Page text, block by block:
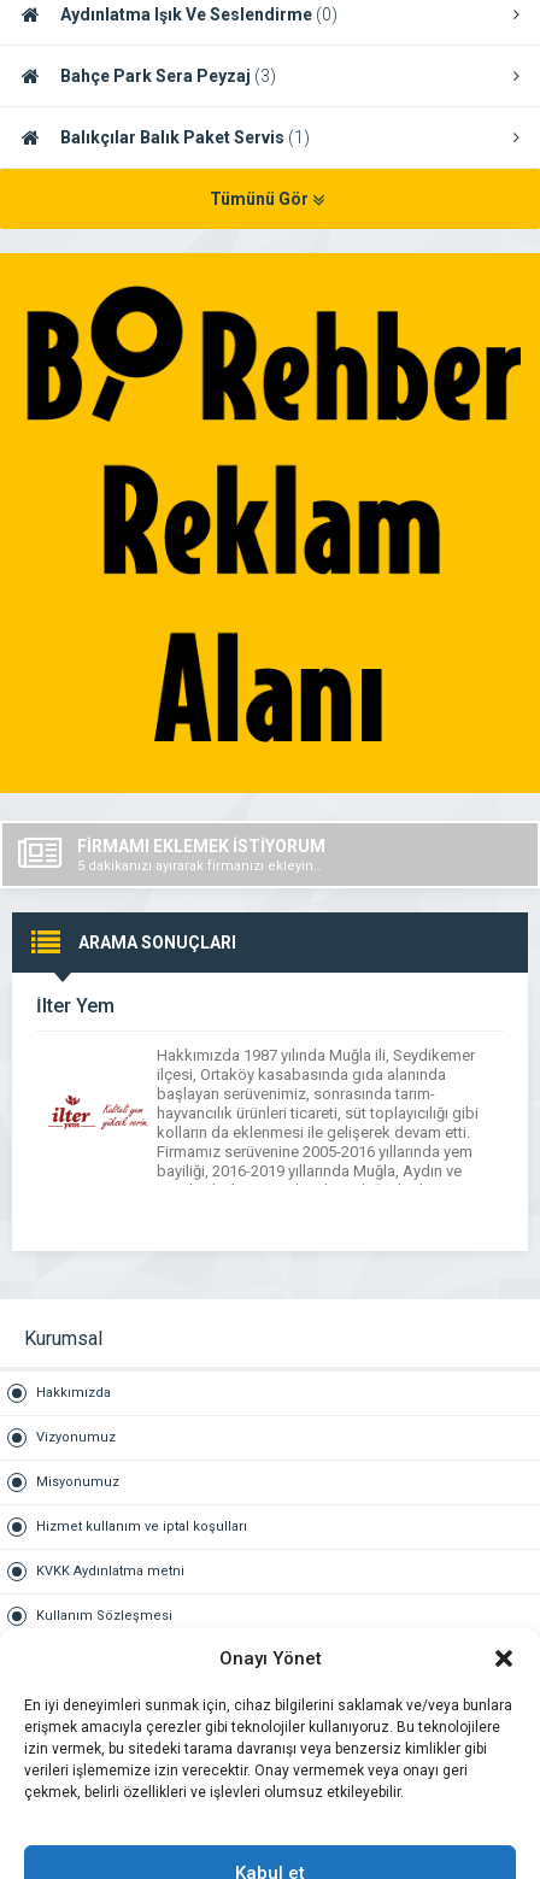
Onayı Yönet
En iyi deneyimleri sunmak için, cihaz bilgilerini saklamak ve/veya bunlara
erişmek amacıyla çerezler gibi teknolojiler kullanıyoruz. Bu teknolojilere
izin vermek, bu sitedeki tarama davranışı veya benzersiz kimlikler gibi
verileri işlememize izin verecektir. Onay vermemek veya onayı geri
çekmek, belirli özellikleri ve işlevleri olumsuz etkileyebilir.
Kabul et
Aydınlatma Işık Ve Seslendirme (0)
Bahçe Park Sera Peyzaj (3)
Balıkçılar Balık Paket Servis (1)
Tümünü Gör
FİRMAMI EKLEMEK İSTİYORUM
5 dakikanızı ayırarak firmanızı ekleyin..
ARAMA SONUÇLARI
İlter Yem
Hakkımızda 1987 yılında Muğla ili, Seydikemer
ilçesi, Ortaköy kasabasında gıda alanında
başlayan serüvenimiz, sonrasında tarım-
hayvancılık ürünleri ticareti, süt toplayıcılığı gibi
kolların da eklenmesi ile gelişerek devam etti.
Firmamız serüvenine 2005-2016 yıllarında yem
bayiliği, 2016-2019 yıllarında Muğla, Aydın ve
Antalya bölge yem distribütörlüğü ile devam etti.
Kurumsal
Hakkımızda
Vizyonumuz
Misyonumuz
Hizmet kullanım ve iptal koşulları
KVKK Aydınlatma metni
Kullanım Sözleşmesi
Gold üyelik nedir
Kariyer